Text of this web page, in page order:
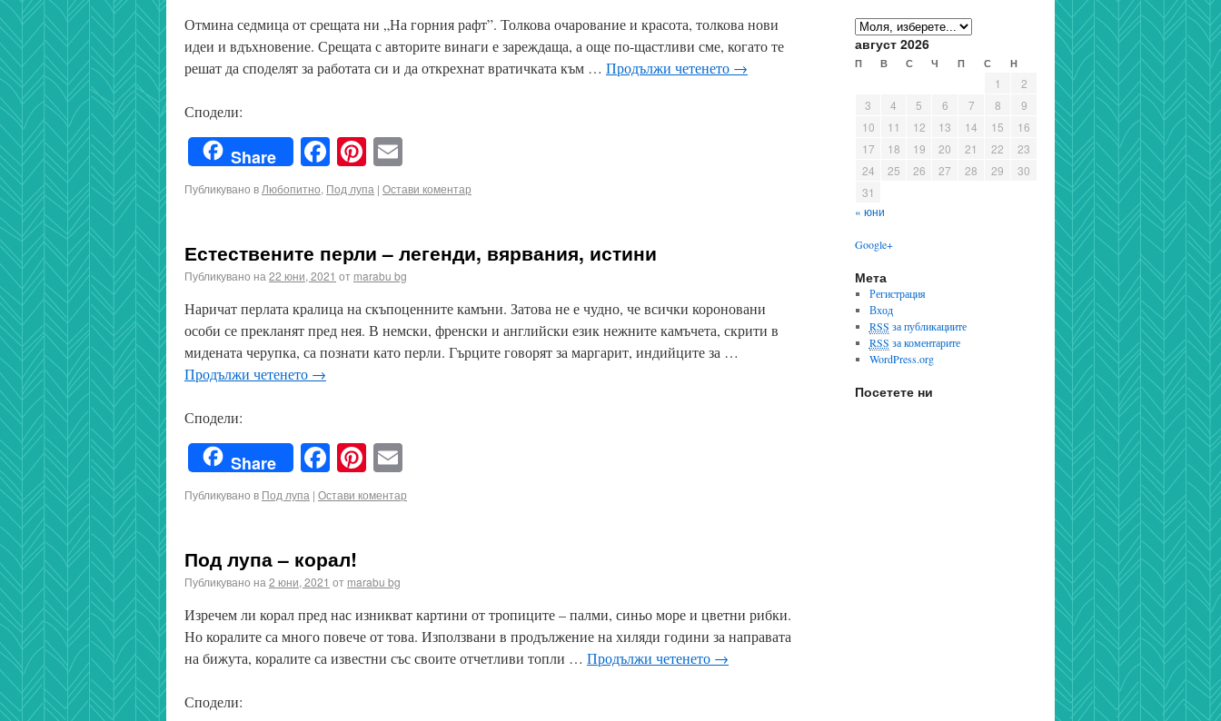
Отмина седмица от срещата ни „На горния рафт”. Толкова очарование и красота, толкова нови
идеи и вдъхновение. Срещата с авторите винаги е зареждаща, а още по-щастливи сме, когато те
решат да споделят за работата си и да открехнат вратичката към … Продължи четенето →
Сподели:
Share Facebook
Pinterest
Публикувано в Любопитно, Под лупа | Остави коментар
Естествените перли – легенди, вярвания, истини
Публикувано на 22 юни, 2021 от marabu bg
Наричат перлата кралица на скъпоценните камъни. Затова не е чудно, че всички короновани
особи се прекланят пред нея. В немски, френски и английски език нежните камъчета, скрити в
мидената черупка, са познати като перли. Гърците говорят за маргарит, индийците за …
Продължи четенето →
Сподели:
Share Facebook
Pinterest
Публикувано в Под лупа | Остави коментар
Под лупа – корал!
Публикувано на 2 юни, 2021 от marabu bg
Изречем ли корал пред нас изникват картини от тропиците – палми, синьо море и цветни рибки.
Но коралите са много повече от това. Използвани в продължение на хиляди години за направата
на бижута, коралите са известни със своите отчетливи топли … Продължи четенето →
Сподели:
август 2026
П В С Ч П С Н
« юни
1
2
3
4 5 6 7 8
9
10
11 12 13 14 15
16
17
18 19 20 21 22
23
24
25 26 27 28 29
30
31
Google+
Мета
Регистрация
Вход
RSS за публикациите
RSS за коментарите
WordPress.org
Посетете ни